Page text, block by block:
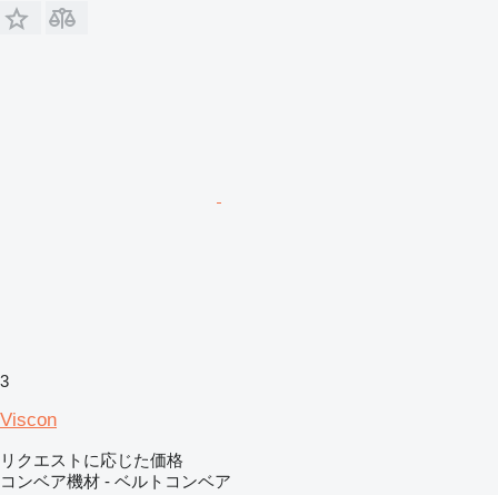
3
Viscon
リクエストに応じた価格
コンベア機材 - ベルトコンベア